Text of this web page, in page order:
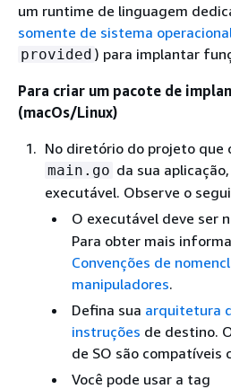
um runtime de linguagem
somente de sistema
provided ) para implantar
Para criar um pacote de
(macOs/Linux)
No diretório do projeto que
main.go da sua
executável. Observe o
O executável deve ser
Para obter mais
Convenções de
manipuladores.
Defina sua arquitetura
instruções de destino.
de SO são compatíveis
Você pode usar a tag